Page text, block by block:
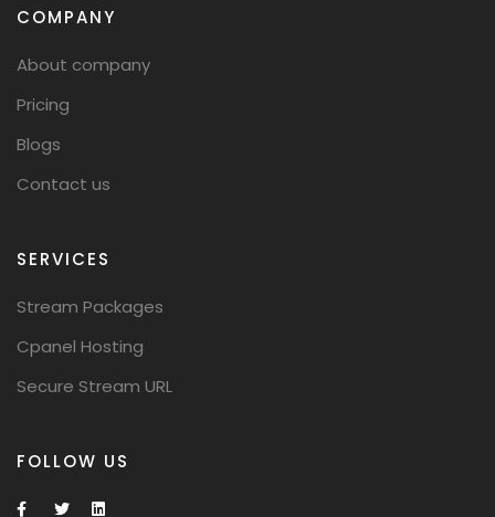
COMPANY
About company
Pricing
Blogs
Contact us
SERVICES
Stream Packages
Cpanel Hosting
Secure Stream URL
FOLLOW US